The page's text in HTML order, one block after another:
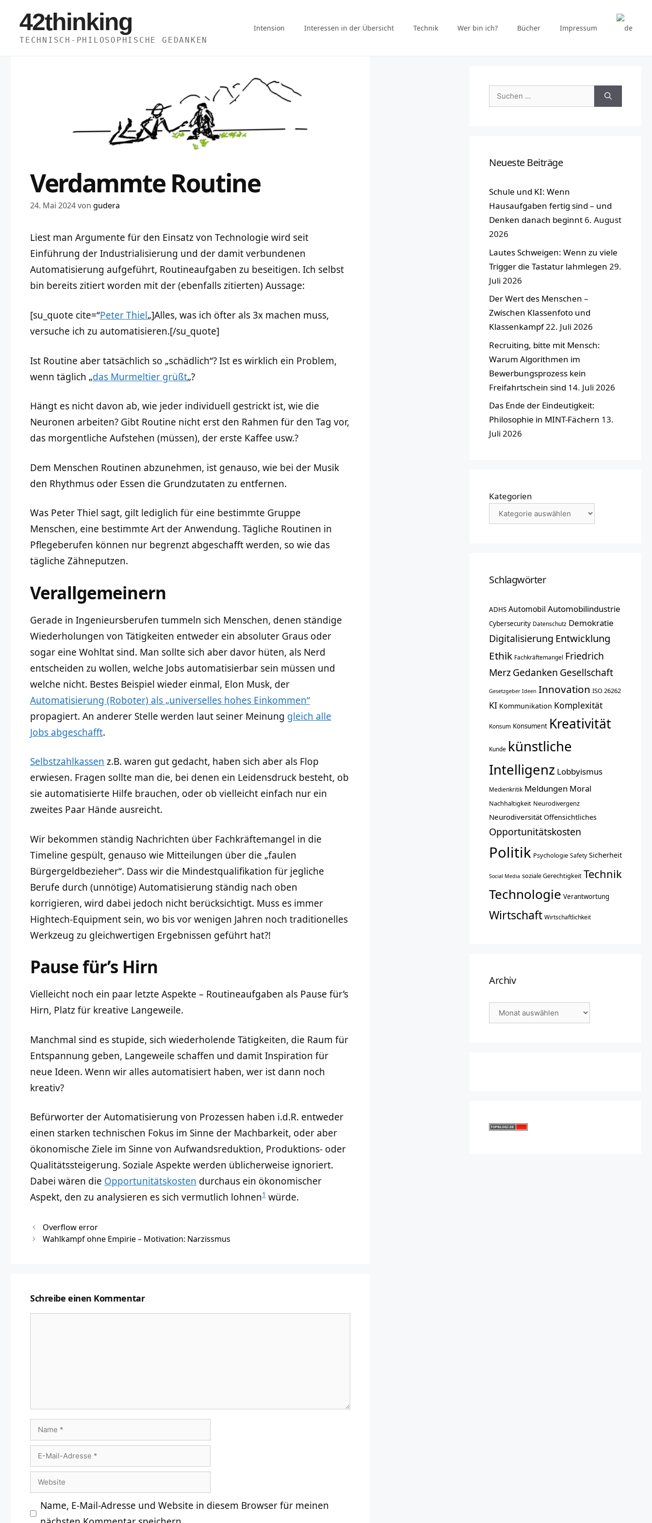
Inhalt
springen
42thinking
TECHNISCH-PHILOSOPHISCHE GEDANKEN
Intension Interessen in der Übersicht Technik Wer bin ich? Bücher Impressum
Verdammte Routine
24. Mai 2024von gudera
Liest man Argumente für den Einsatz von Technologie wird seit
Einführung der Industrialisierung und der damit verbundenen
Automatisierung aufgeführt, Routineaufgaben zu beseitigen. Ich selbst
bin bereits zitiert worden mit der (ebenfalls zitierten) Aussage:
[su_quote cite=“Peter Thiel„]Alles, was ich öfter als 3x machen muss,
versuche ich zu automatisieren.[/su_quote]
Ist Routine aber tatsächlich so „schädlich“? Ist es wirklich ein Problem,
wenn täglich „das Murmeltier grüßt„?
Hängt es nicht davon ab, wie jeder individuell gestrickt ist, wie die
Neuronen arbeiten? Gibt Routine nicht erst den Rahmen für den Tag vor,
das morgentliche Aufstehen (müssen), der erste Kaffee usw.?
Dem Menschen Routinen abzunehmen, ist genauso, wie bei der Musik
den Rhythmus oder Essen die Grundzutaten zu entfernen.
Was Peter Thiel sagt, gilt lediglich für eine bestimmte Gruppe
Menschen, eine bestimmte Art der Anwendung. Tägliche Routinen in
Pflegeberufen können nur begrenzt abgeschafft werden, so wie das
tägliche Zähneputzen.
Verallgemeinern
Gerade in Ingenieursberufen tummeln sich Menschen, denen ständige
Wiederholungen von Tätigkeiten entweder ein absoluter Graus oder
sogar eine Wohltat sind. Man sollte sich aber davor hüten, als Nerd
entscheiden zu wollen, welche Jobs automatisierbar sein müssen und
welche nicht. Bestes Beispiel wieder einmal, Elon Musk, der
Automatisierung (Roboter) als „universelles hohes Einkommen“
propagiert. An anderer Stelle werden laut seiner Meinung gleich alle
Jobs abgeschafft.
Selbstzahlkassen z.B. waren gut gedacht, haben sich aber als Flop
erwiesen. Fragen sollte man die, bei denen ein Leidensdruck besteht, ob
sie automatisierte Hilfe brauchen, oder ob vielleicht einfach nur ein
zweites Paar Hände ausreicht.
Wir bekommen ständig Nachrichten über Fachkräftemangel in die
Timeline gespült, genauso wie Mitteilungen über die „faulen
Bürgergeldbezieher“. Dass wir die Mindestqualifikation für jegliche
Berufe durch (unnötige) Automatisierung ständig nach oben
korrigieren, wird dabei jedoch nicht berücksichtigt. Muss es immer
Hightech-Equipment sein, wo bis vor wenigen Jahren noch traditionelles
Werkzeug zu gleichwertigen Ergebnissen geführt hat?!
Pause für’s Hirn
Vielleicht noch ein paar letzte Aspekte – Routineaufgaben als Pause für’s
Hirn, Platz für kreative Langeweile.
Manchmal sind es stupide, sich wiederholende Tätigkeiten, die Raum für
Entspannung geben, Langeweile schaffen und damit Inspiration für
neue Ideen. Wenn wir alles automatisiert haben, wer ist dann noch
kreativ?
Befürworter der Automatisierung von Prozessen haben i.d.R. entweder
einen starken technischen Fokus im Sinne der Machbarkeit, oder aber
ökonomische Ziele im Sinne von Aufwandsreduktion, Produktions- oder
Qualitätssteigerung. Soziale Aspekte werden üblicherweise ignoriert.
Dabei wären die Opportunitätskosten durchaus ein ökonomischer
Aspekt, den zu analysieren es sich vermutlich lohnen1 würde.
Overflow error
Wahlkampf ohne Empirie – Motivation: Narzissmus
Schreibe einen Kommentar
Name
Mail-
Adresse
Website
Name, E-Mail-Adresse und Website in diesem Browser für meinen
Suchen
nach:
Neueste Beiträge
Schule und KI: Wenn
Hausaufgaben fertig sind – und
Denken danach beginnt 6. August
2026
Lautes Schweigen: Wenn zu viele
Trigger die Tastatur lahmlegen 29.
Juli 2026
Der Wert des Menschen –
Zwischen Klassenfoto und
Klassenkampf22. Juli 2026
Recruiting, bitte mit Mensch:
Warum Algorithmen im
Bewerbungsprozess kein
Freifahrtschein sind 14. Juli 2026
Das Ende der Eindeutigkeit:
Philosophie in MINT-Fächern 13.
Juli 2026
Kategorien
Schlagwörter
ADHS Automobil Automobilindustrie
Cybersecurity Datenschutz Demokratie
Digitalisierung Entwicklung
Ethik Fachkräftemangel Friedrich
MerzGedanken Gesellschaft
Gesetzgeber Ideen Innovation ISO 26262
KI Kommunikation Komplexität
Konsum Konsument Kreativität
Kunde künstliche
Intelligenz Lobbyismus
Medienkritik Meldungen Moral
Nachhaltigkeit Neurodivergenz
Neurodiversität Offensichtliches
Opportunitätskosten
Politik Psychologie Safety Sicherheit
Social Media soziale Gerechtigkeit Technik
Technologie Verantwortung
Wirtschaft Wirtschaftlichkeit
Archiv
Archiv